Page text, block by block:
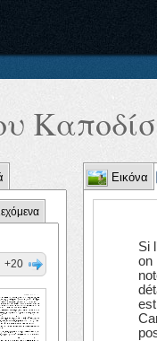
+20
Εικόνα
Si
on